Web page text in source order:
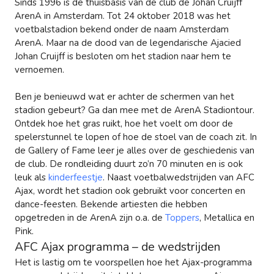
ArenA in Amsterdam. Tot 24 oktober 2018 was het
voetbalstadion bekend onder de naam Amsterdam
ArenA. Maar na de dood van de legendarische Ajacied
Johan Cruijff is besloten om het stadion naar hem te
vernoemen.
Ben je benieuwd wat er achter de schermen van het
stadion gebeurt? Ga dan mee met de ArenA Stadiontour.
Ontdek hoe het gras ruikt, hoe het voelt om door de
spelerstunnel te lopen of hoe de stoel van de coach zit. In
de Gallery of Fame leer je alles over de geschiedenis van
de club. De rondleiding duurt zo’n 70 minuten en is ook
leuk als kinderfeestje. Naast voetbalwedstrijden van AFC
Ajax, wordt het stadion ook gebruikt voor concerten en
dance-feesten. Bekende artiesten die hebben
opgetreden in de ArenA zijn o.a. de Toppers, Metallica en
Pink.
AFC Ajax programma – de wedstrijden
Het is lastig om te voorspellen hoe het Ajax-programma